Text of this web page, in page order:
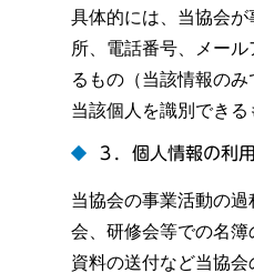
具体的には、当協会
所、電話番号、メー
るもの（当該情報の
当該個人を識別できる
３．個人情報の利
当協会の事業活動の
会、研修会等での名
資料の送付など当協